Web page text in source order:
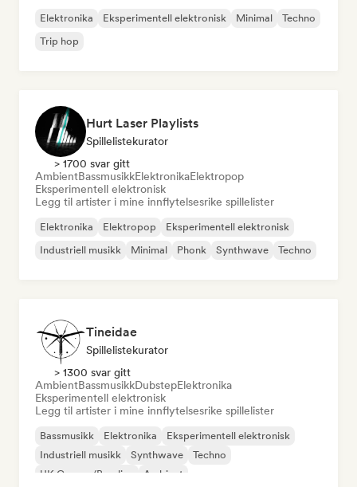
Elektronika Eksperimentell elektronisk Minimal
Techno
Trip hop
Hurt Laser Playlists
Spillelistekurator
> 1700 svar gitt
AmbientBassmusikkElektronikaElektropop
Eksperimentell elektronisk
Legg til artister i mine innflytelsesrike spillelister
Elektronika Elektropop
Eksperimentell elektronisk
Industriell musikk
Minimal Phonk Synthwave Techno
Tineidae
Spillelistekurator
> 1300 svar gitt
AmbientBassmusikkDubstepElektronika
Eksperimentell elektronisk
Legg til artister i mine innflytelsesrike spillelister
Bassmusikk Elektronika
Eksperimentell elektronisk
Industriell musikk
Synthwave
Techno
UK Garage/Bassline
Ambient